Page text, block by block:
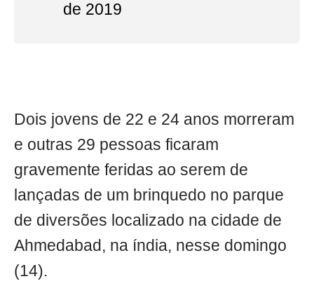
de 2019
Dois jovens de 22 e 24 anos morreram
e outras 29 pessoas ficaram
gravemente feridas ao serem de
lançadas de um brinquedo no parque
de diversões localizado na cidade de
Ahmedabad, na índia, nesse domingo
(14).